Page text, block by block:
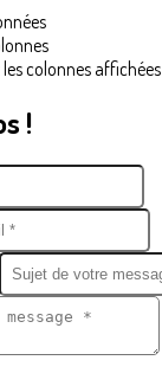
colonnes affichées
!